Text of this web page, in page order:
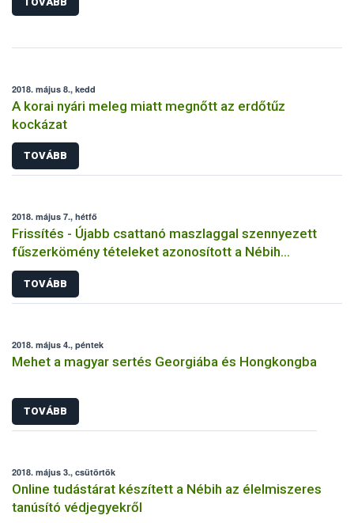
2018. május 8., kedd
A korai nyári meleg miatt megnőtt az erdőtűz
kockázat
TOVÁBB
2018. május 7., hétfő
Frissítés - Újabb csattanó maszlaggal szennyezett
fűszerkömény tételeket azonosított a Nébih
laboratóriuma
TOVÁBB
2018. május 4., péntek
Mehet a magyar sertés Georgiába és Hongkongba
TOVÁBB
2018. május 3., csütörtök
Online tudástárat készített a Nébih az élelmiszeres
tanúsító védjegyekről